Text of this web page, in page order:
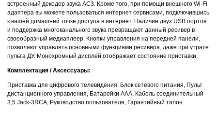
встроенный декодер звука AC3. Кроме того, при помощи внешнего Wi-Fi
адаптера вы можете пользоваться интернет сервисами, подключившись
к вашей домашней точке доступа в интернет. Наличие двух USB портов
и поддержка многоканального звука превращают данный ресивер в
своеобразный медиаплеер. Кнопки управления на передней панели,
позволяют управлять основными функциями ресивера, даже при утрате
пульта ДУ. Монохромный дисплей отображает состояние приставки.
Комплектация / Аксессуары:
Приставка для цифрового телевидения, Блок сетевого питания, Пульт
дистанционного управления, Батарейки ААА, Кабель соединительный
3,5 Jack-3RCA, Руководство пользователя, Гарантийный талон.